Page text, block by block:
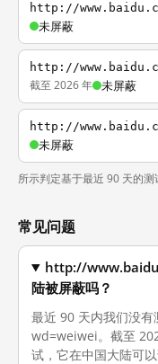
http://
未屏蔽
http://
截至 2026 年 未屏蔽
http://
未屏蔽
所示判定基于最近 90 天的测
常见问题
http://
陆被屏蔽吗？
最近 90 天内我们没
wd=weiwei。截至
试，它在中国大陆可